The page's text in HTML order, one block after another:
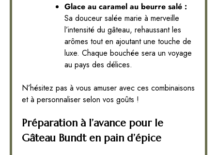
Glace au caramel au beurre salé :
Sa douceur salée marie à merveille
l’intensité du gâteau, rehaussant les
arômes tout en ajoutant une touche de
luxe. Chaque bouchée sera un voyage
au pays des délices.
N’hésitez pas à vous amuser avec ces combinaisons
et à personnaliser selon vos goûts !
Préparation à l’avance pour le
Gâteau Bundt en pain d’épice